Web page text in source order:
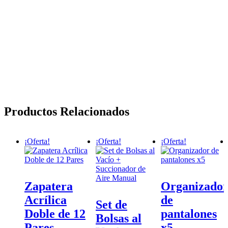
Productos Relacionados
¡Oferta!
Zapatera
Acrílica
Doble de 12
¡Oferta!
Set de
Bolsas al
¡Oferta!
Organizador
de
pantalones